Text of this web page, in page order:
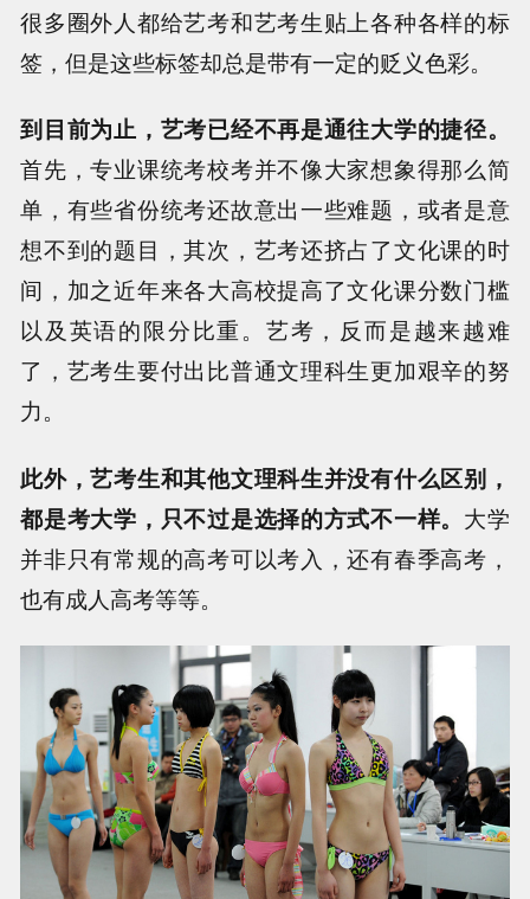
很多圈外人都给艺考和艺考生贴上各种各样的标
签，但是这些标签却总是带有一定的贬义色彩。
到目前为止，艺考已经不再是通往大学的捷径。
首先，专业课统考校考并不像大家想象得那么简
单，有些省份统考还故意出一些难题，或者是意
想不到的题目，其次，艺考还挤占了文化课的时
间，加之近年来各大高校提高了文化课分数门槛
以及英语的限分比重。艺考，反而是越来越难
了，艺考生要付出比普通文理科生更加艰辛的努
力。
此外，艺考生和其他文理科生并没有什么区别，
都是考大学，只不过是选择的方式不一样。 大学
并非只有常规的高考可以考入，还有春季高考，
也有成人高考等等。